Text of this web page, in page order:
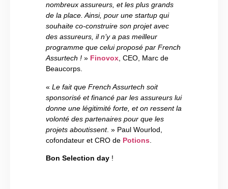
nombreux assureurs, et les plus grands
de la place. Ainsi, pour une startup qui
souhaite co-construire son projet avec
des assureurs, il n’y a pas meilleur
programme que celui proposé par French
Assurtech ! » Finovox, CEO, Marc de
Beaucorps.
« Le fait que French Assurtech soit
sponsorisé et financé par les assureurs lui
donne une légitimité forte, et on ressent la
volonté des partenaires pour que les
projets aboutissent. » Paul Wourlod,
cofondateur et CRO de Potions
Bon Selection day !